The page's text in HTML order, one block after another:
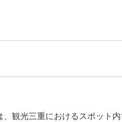
観光三重におけるスポット